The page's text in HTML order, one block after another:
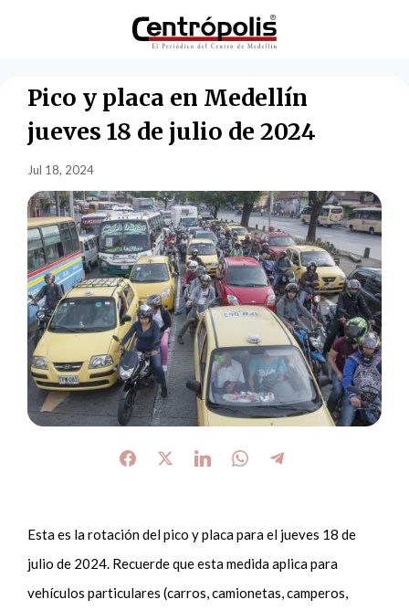
Pico y placa en Medellín
jueves 18 de julio de 2024
Jul 18, 2024
Esta es la rotación del pico y placa para el jueves 18 de
julio de 2024. Recuerde que esta medida aplica para
vehículos particulares (carros, camionetas, camperos,